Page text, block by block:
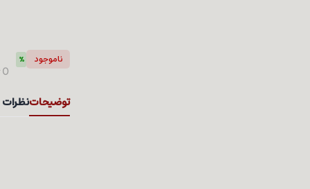
ناموجود
%
0
توضیحاتنظرات